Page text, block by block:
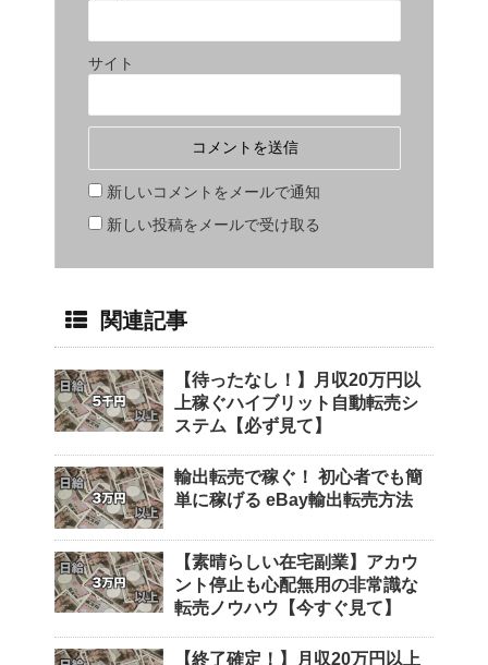
サイト
新しいコメントをメールで通知
新しい投稿をメールで受け取る
関連記事
【待ったなし！】月収20万円以
上稼ぐハイブリット自動転売シ
ステム【必ず見て】
輸出転売で稼ぐ！ 初心者でも簡
単に稼げる eBay輸出転売方法
【素晴らしい在宅副業】アカウ
ント停止も心配無用の非常識な
転売ノウハウ【今すぐ見て】
【終了確定！】月収20万円以上